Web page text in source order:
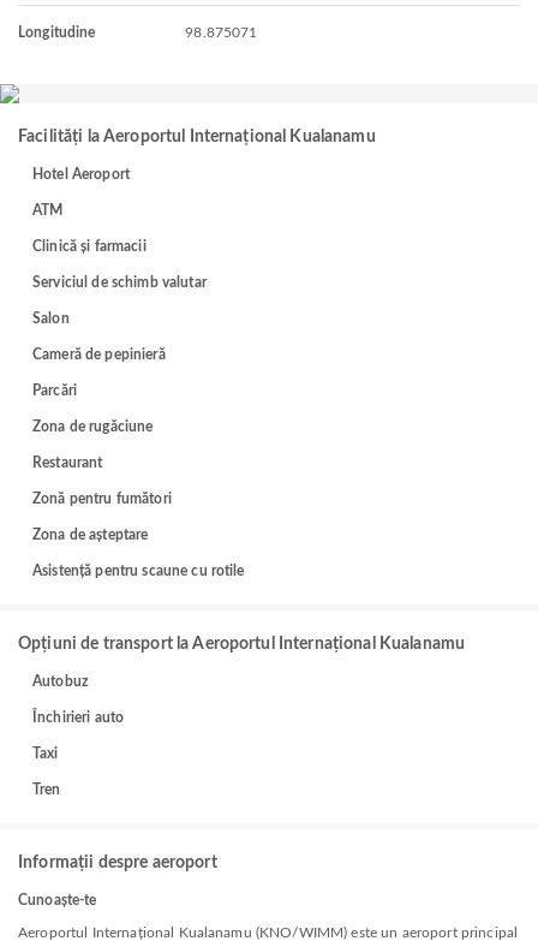
Longitudine 98.875071
Facilități la Aeroportul Internațional Kualanamu
Hotel Aeroport
ATM
Clinică și farmacii
Serviciul de schimb valutar
Salon
Cameră de pepinieră
Parcări
Zona de rugăciune
Restaurant
Zonă pentru fumători
Zona de așteptare
Asistență pentru scaune cu rotile
Opțiuni de transport la Aeroportul Internațional Kualanamu
Autobuz
Închirieri auto
Taxi
Tren
Informații despre aeroport
Cunoaște-te
Aeroportul Internațional Kualanamu (KNO/WIMM) este un aeroport principal